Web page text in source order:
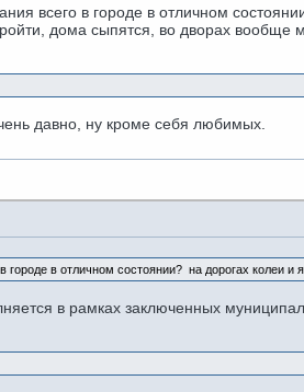
всего в городе в отличном
дома сыпятся, во дворах вообще
давно, ну кроме себя любимых.
городе в отличном состоянии? на дорогах колеи
в рамках заключенных